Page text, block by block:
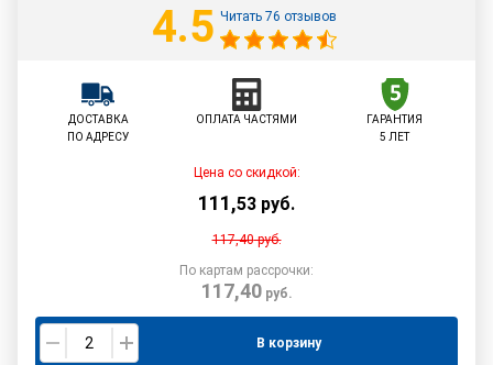
4.5 Читать 76 отзывов
ДОСТАВКА
ПО АДРЕСУ
ОПЛАТА ЧАСТЯМИ
ГАРАНТИЯ
5 ЛЕТ
Цена со скидкой:
111,53 руб.
117,40руб.
По картам рассрочки:
117,40руб.
В корзину